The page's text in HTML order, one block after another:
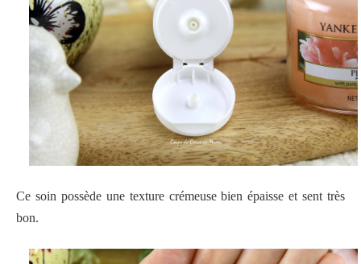
Ce soin possède une texture crémeuse bien épaisse et sent très
bon.